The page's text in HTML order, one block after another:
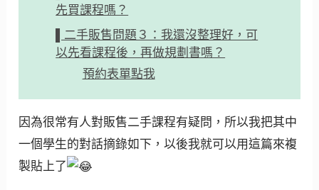
先買課程嗎？
▌二手販售問題３：我還沒整理好，可
以先看課程後，再做規劃書嗎？
預約表單點我
因為很常有人對販售二手課程有疑問，所以我把其中
一個學生的對話摘錄如下，以後我就可以用這篇來複
製貼上了